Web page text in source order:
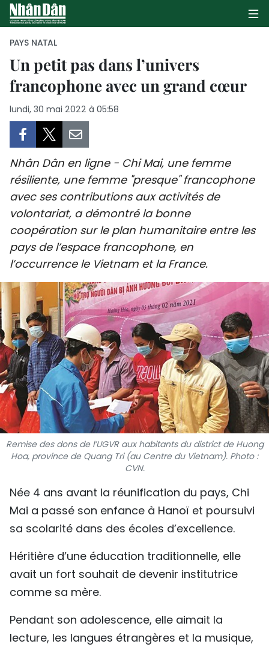
PAGE D'ACCUEIL
POLITIQUE
SOCIÉTÉ
CULTURE
TOURISME
ENVIRONNEMENT
SPORT
FRANCOPHONIE
PAYS NATAL
INTERNATIONAL
MÉGASTORIE
INFOGRAPHIE
PHOTO
VIDÉO
À PROPOS DU "PEUPLE"
TIẾNG VIỆT
ENGLISH
РУССКИЙ
PAYS NATAL
Un petit pas dans l’univers
francophone avec un grand cœur
lundi, 30 mai 2022 à 05:58
Nhân Dân en ligne - Chi Mai, une femme
résiliente, une femme "presque" francophone
avec ses contributions aux activités de
volontariat, a démontré la bonne
coopération sur le plan humanitaire entre les
pays de l’espace francophone, en
l’occurrence le Vietnam et la France.
Remise des dons de l’UGVR aux habitants du district de Huong
Hoa, province de Quang Tri (au Centre du Vietnam). Photo :
CVN.
Née 4 ans avant la réunification du pays, Chi
Mai a passé son enfance à Hanoï et poursuivi
sa scolarité dans des écoles d’excellence.
Héritière d’une éducation traditionnelle, elle
avait un fort souhait de devenir institutrice
comme sa mère.
Pendant son adolescence, elle aimait la
lecture, les langues étrangères et la musique,